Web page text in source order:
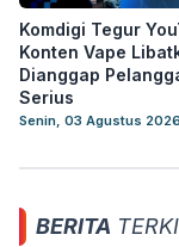
Komdigi Tegur
Konten Vape
Dianggap
Serius
Senin, 03 Agustus 2026
BERITA